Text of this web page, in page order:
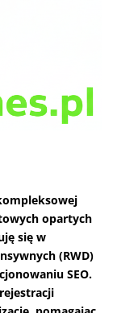
opartych
się w
(RWD)
SEO.